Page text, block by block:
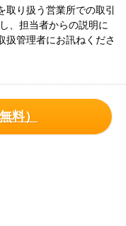
り扱う営業所での取引
、担当者からの説明に
扱管理者にお訊ねくださ
料）